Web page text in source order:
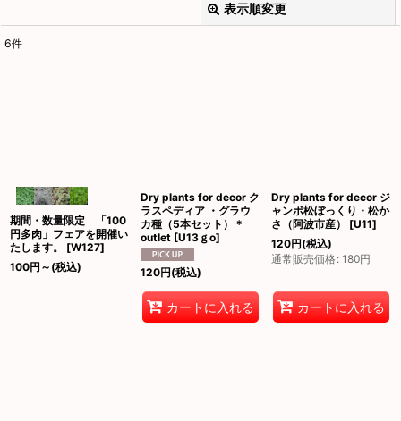
表示順変更
6件
期間・数量限定 「100
円多肉」フェアを開催い
たします。
[W127]
100円 ～ (税込)
Dry plants for decor ク
ラスペディア ・グラウ
カ種（5本セット）＊
outlet [U13ｇo]
120円(税込)
カートに入れる
Dry plants for decor ジ
ャンボ松ぼっくり・松か
さ（阿波市産）
[U11]
120円(税込)
通常販売価格: 180円
カートに入れる